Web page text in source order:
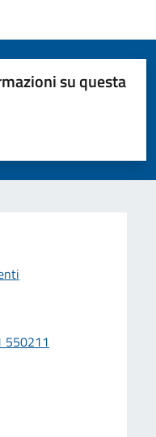
su questa
550211